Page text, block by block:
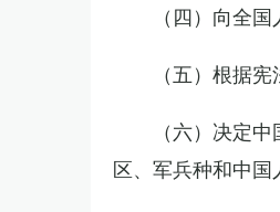
（四）向全
（五）根据
（六）决定
区、军兵种和中国